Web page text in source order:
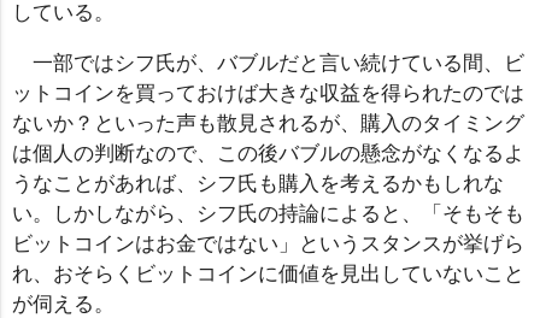
している。
一部ではシフ氏が、バブルだと言い続けている間、ビ
ットコインを買っておけば大きな収益を得られたのでは
ないか？といった声も散見されるが、購入のタイミング
は個人の判断なので、この後バブルの懸念がなくなるよ
うなことがあれば、シフ氏も購入を考えるかもしれな
い。しかしながら、シフ氏の持論によると、「そもそも
ビットコインはお金ではない」というスタンスが挙げら
れ、おそらくビットコインに価値を見出していないこと
が伺える。